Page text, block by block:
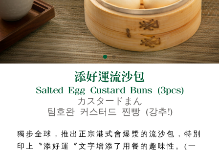
線上訂餐
線上訂位
連絡我們
甜品
特色飲品
添好運流沙包
Salted Egg Custard Buns (3pcs)
カスタードまん
팀호완 커스터드 찐빵 (강추!)
獨步全球，推出正宗港式會爆漿的流沙包，特別
印上〝添好運〞文字增添了用餐的趣味性。(一